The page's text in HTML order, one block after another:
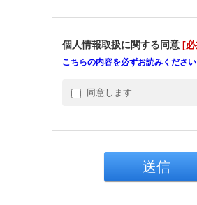
個人情報取扱に関する同意 [
こちらの内容を必ずお読みください
同意します